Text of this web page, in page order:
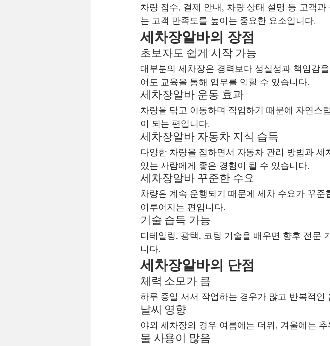
차량 접수, 결제 안내, 차량 상태 설명 등 고객
는 고객 만족도를 높이는 중요한 요소입니다.
세차장알바의 장점
초보자도 쉽게 시작 가능
대부분의 세차장은 경력보다 성실성과 책임감
어도 교육을 통해 업무를 익힐 수 있습니다.
세차장알바 운동 효과
차량을 닦고 이동하며 작업하기 때문에 자연스
이 되는 편입니다.
세차장알바 자동차 지식 습득
다양한 차량을 접하면서 자동차 관리 방법과
있는 사람에게 좋은 경험이 될 수 있습니다.
세차장알바 꾸준한 수요
차량은 계속 운행되기 때문에 세차 수요가 꾸
이루어지는 편입니다.
기술 습득 가능
디테일링, 광택, 코팅 기술을 배우면 향후 전문
니다.
세차장알바의 단점
체력 소모가 큼
하루 종일 서서 작업하는 경우가 많고 반복적인
날씨 영향
야외 세차장의 경우 여름에는 더위, 겨울에는
물 사용이 많음